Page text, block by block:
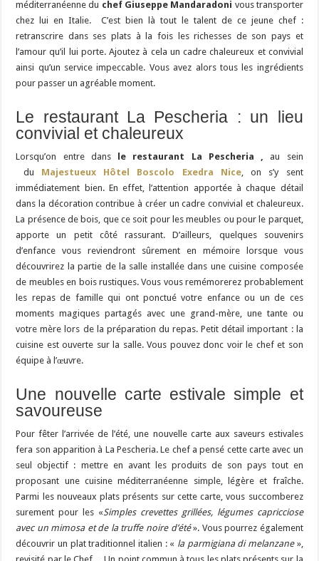
méditerranéenne du chef Giuseppe Mandaradoni vous transporter
chez lui en Italie. C’est bien là tout le talent de ce jeune chef :
retranscrire dans ses plats à la fois les richesses de son pays et
l’amour qu’il lui porte. Ajoutez à cela un cadre chaleureux et convivial
ainsi qu’un service impeccable. Vous avez alors tous les ingrédients
pour passer un agréable moment.
Le restaurant La Pescheria : un lieu
convivial et chaleureux
Lorsqu’on entre dans le restaurant La Pescheria , au sein
du Majestueux Hôtel Boscolo Exedra Nice, on s’y sent
immédiatement bien. En effet, l’attention apportée à chaque détail
dans la décoration contribue à créer un cadre convivial et chaleureux.
La présence de bois, que ce soit pour les meubles ou pour le parquet,
apporte un petit côté rassurant. D’ailleurs, quelques souvenirs
d’enfance vous reviendront sûrement en mémoire lorsque vous
découvrirez la partie de la salle installée dans une cuisine composée
de meubles en bois rustiques. Vous vous remémorerez probablement
les repas de famille qui ont ponctué votre enfance ou un de ces
moments magiques partagés avec une grand-mère, une tante ou
votre mère lors de la préparation du repas. Petit détail important : la
cuisine est ouverte sur la salle. Vous pouvez donc voir le chef et son
équipe à l’œuvre.
Une nouvelle carte estivale simple et
savoureuse
Pour fêter l’arrivée de l’été, une nouvelle carte aux saveurs estivales
fera son apparition à La Pescheria. Le chef a pensé cette carte avec un
seul objectif : mettre en avant les produits de son pays tout en
proposant une cuisine méditerranéenne simple, légère et fraîche.
Parmi les nouveaux plats présents sur cette carte, vous succomberez
surement pour les «Simples crevettes grillées, légumes capricciose
avec un mimosa et de la truffe noire d’été». Vous pourrez également
découvrir un plat traditionnel italien : « la parmigiana di melanzane»,